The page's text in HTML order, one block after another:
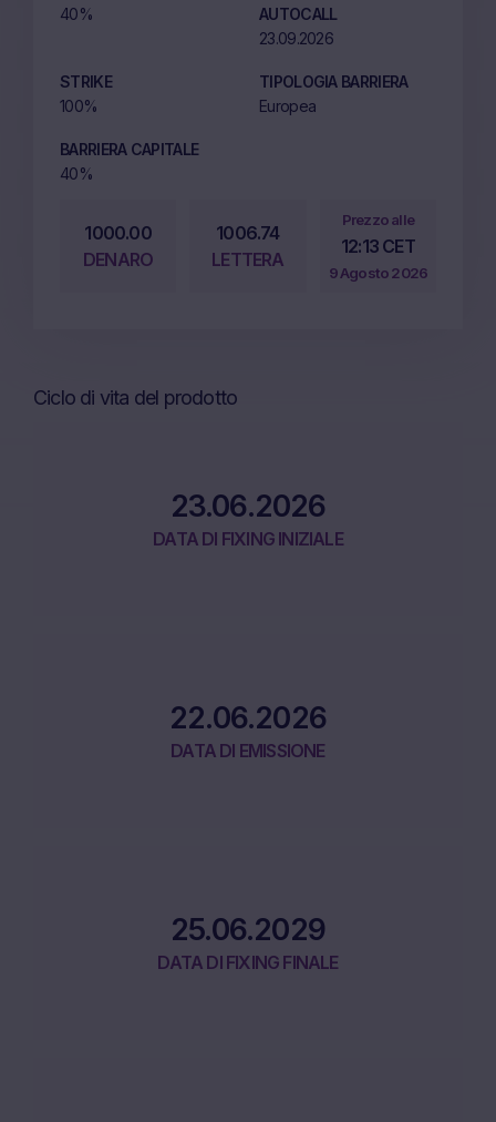
40%
AUTOCALL
23.09.2026
STRIKE
100%
TIPOLOGIA BARRIERA
Europea
BARRIERA CAPITALE
40%
1000.00
DENARO
1006.74
LETTERA
Prezzo alle
12:13 CET
9 Agosto 2026
Ciclo di vita del prodotto
23.06.2026
DATA DI FIXING INIZIALE
22.06.2026
DATA DI EMISSIONE
25.06.2029
DATA DI FIXING FINALE